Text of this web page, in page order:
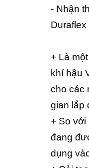
- Nhận
+ Là
khí hậu
cho các
gian lắp
+ So
đang
dụng